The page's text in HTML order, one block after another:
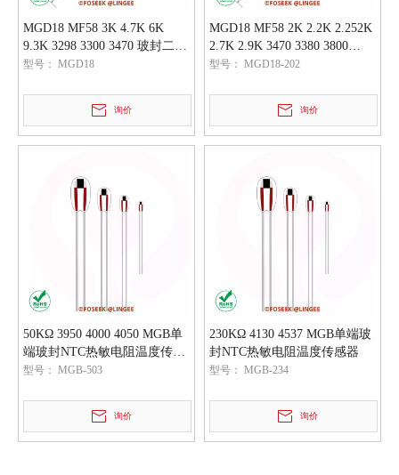
MGD18 MF58 3K 4.7K 6K
9.3K 3298 3300 3470 玻封二极
管NTC热敏电阻温度传感器元
型号： MGD18
询价
MGD18 MF58 2K 2.2K 2.252K
2.7K 2.9K 3470 3380 3800
3820 3900 3950 玻封二极管
型号： MGD18-202
询价
50KΩ 3950 4000 4050 MGB单
端玻封NTC热敏电阻温度传感
器元件
型号： MGB-503
询价
230KΩ 4130 4537 MGB单端玻
封NTC热敏电阻温度传感器
型号： MGB-234
询价